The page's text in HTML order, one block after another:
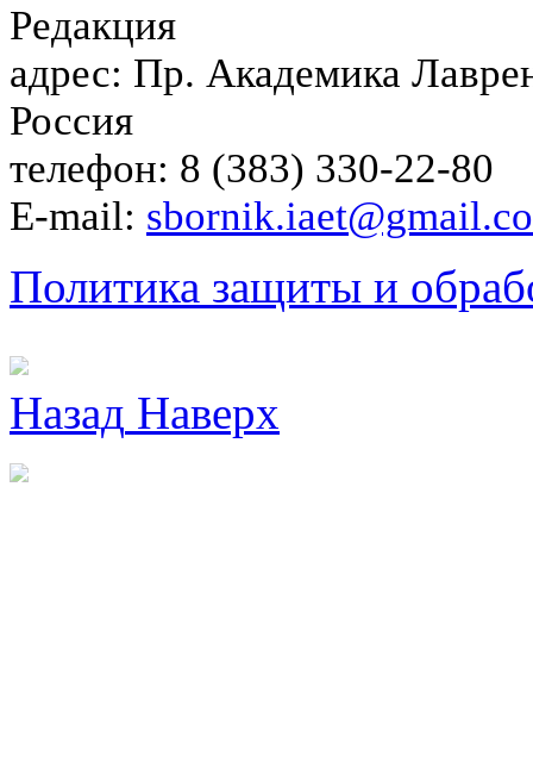
Редакция
адрес: Пр. Академика
Россия
телефон: 8 (383) 330-22-80
E-mail:
Политика защиты и
Назад Наверх